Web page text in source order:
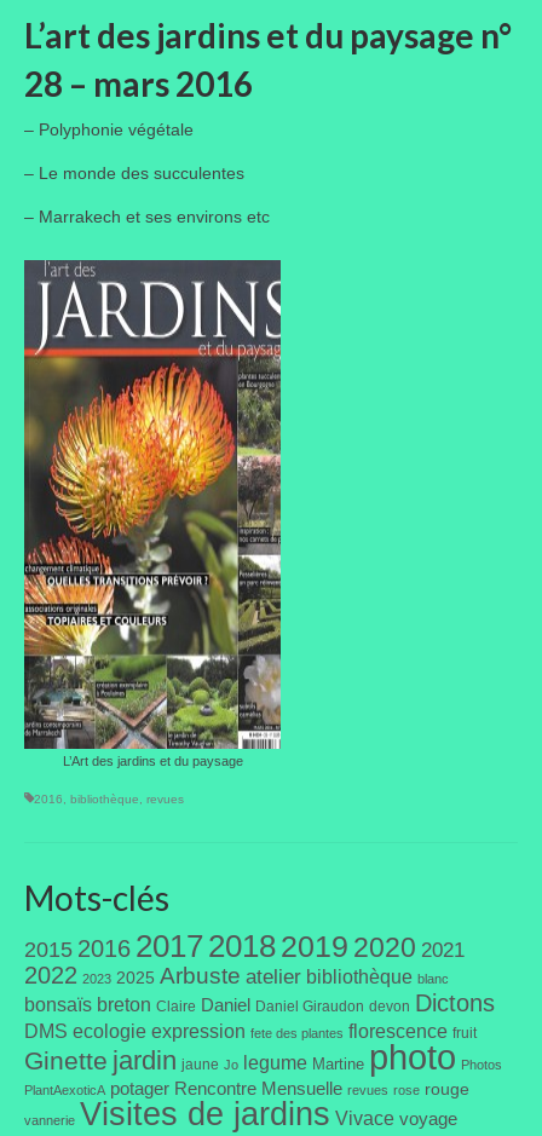
L’art des jardins et du paysage n°
28 – mars 2016
– Polyphonie végétale
– Le monde des succulentes
– Marrakech et ses environs etc
L’Art des jardins et du paysage
2016, bibliothèque, revues
Mots-clés
2015 2016 201720182019 2020 2021
2022 2023 2025 Arbuste atelier bibliothèque blanc
bonsaïs breton Claire Daniel Daniel Giraudon devon Dictons
DMS ecologie expression fete des plantes florescence fruit
Ginette jardin jaune Jo legume Martine photo Photos
PlantAexoticA potager Rencontre Mensuelle revues rose rouge
vannerie Visites de jardins Vivace voyage